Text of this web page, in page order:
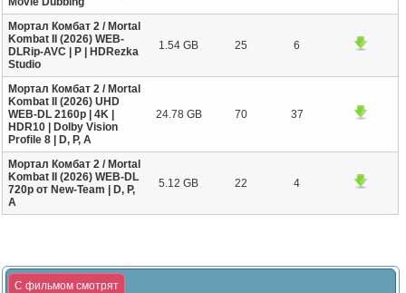
Мортал Комбат 2 / Mortal
Kombat II (2026) WEB-
DLRip-AVC | P | HDRezka
Studio
1.54 GB 25 6
Мортал Комбат 2 / Mortal
Kombat II (2026) UHD
WEB-DL 2160p | 4K |
HDR10 | Dolby Vision
Profile 8 | D, P, A
24.78 GB 70 37
Мортал Комбат 2 / Mortal
Kombat II (2026) WEB-DL
720p от New-Team | D, P,
A
5.12 GB 22 4
С фильмом смотрят